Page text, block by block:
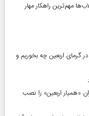
مهم‌ترین راهکار مهار
تغذیه‌ای برای زائران اربعین ۱۴۰۵ | در گرمای اربعین چه بخوریم و
«همیار اربعین» را نصب